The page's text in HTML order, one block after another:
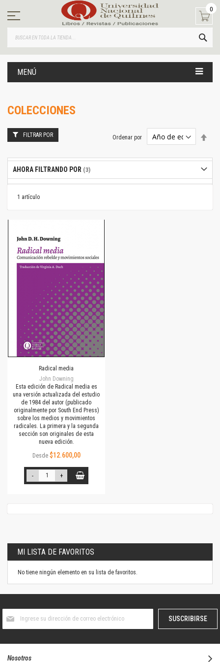
contenido
0
MENÚ
COLECCIONES
1 artículo
Ordenar por
Radical media
John Downing
Esta edición de Radical media es
una versión actualizada del estudio
de 1984 del autor (publicado
originalmente por South End Press)
sobre los medios y movimientos
radicales. La primera y la segunda
sección son originales de esta
nueva edición.
Desde $12.600,00
- +
FILTRAR POR
AHORA FILTRANDO POR
MI LISTA DE FAVORITOS
No tiene ningún elemento en su lista de favoritos.
boletín
SUSCRIBIRSE
Nosotros